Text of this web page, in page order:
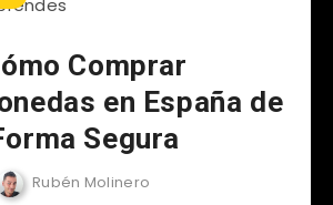
Comprar
en España de
Segura
Rubén Molinero